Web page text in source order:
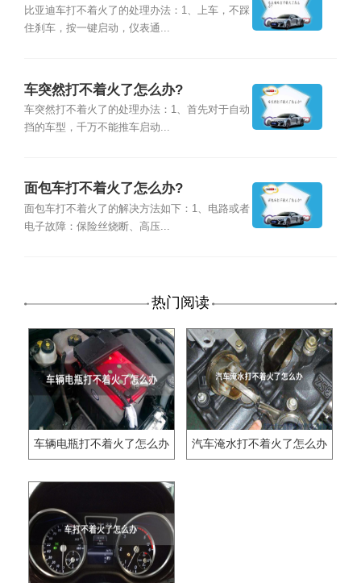
比亚迪车打不着火了的处理办法：1、上车，不踩
住刹车，按一键启动，仪表通...
车突然打不着火了怎么办?
车突然打不着火了的处理办法：1、首先对于自动
挡的车型，千万不能推车启动...
面包车打不着火了怎么办?
面包车打不着火了的解决方法如下：1、电路或者
电子故障：保险丝烧断、高压...
热门阅读
车辆电瓶打不着火了怎么办 汽车淹水打不着火了怎么办